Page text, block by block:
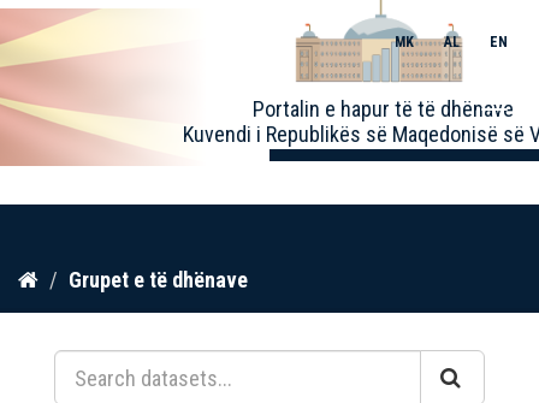
Kalo
përmbajtja
Portalin e hapur të të dhënave
Kuvendi i Republikës së Maqedonisë së
MK AL EN
Toggle
Grupet e të dhënave